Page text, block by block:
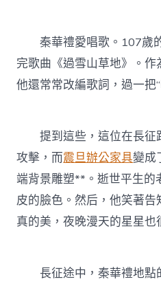
秦華禮愛唱歌。107歲
完歌曲《過雪山草地》。作
他還常常改編歌詞，過一把
提到這些，這位在長征
攻擊，而震旦辦公家具變成
端背景雕塑**。逝世平生的
皮的臉色。然后，他笑著告
真的美，夜晚漫天的星星也
長征途中，秦華禮地點